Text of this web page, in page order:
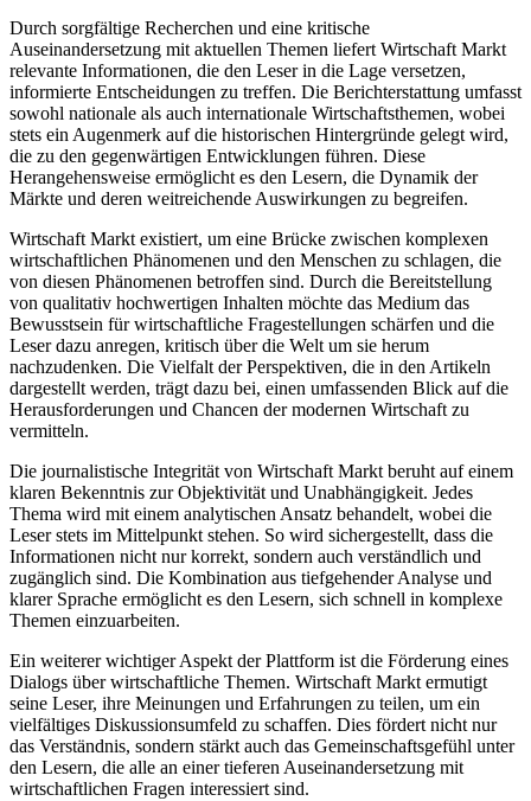
Durch sorgfältige Recherchen und eine kritische
Auseinandersetzung mit aktuellen Themen liefert Wirtschaft Markt
relevante Informationen, die den Leser in die Lage versetzen,
informierte Entscheidungen zu treffen. Die Berichterstattung umfasst
sowohl nationale als auch internationale Wirtschaftsthemen, wobei
stets ein Augenmerk auf die historischen Hintergründe gelegt wird,
die zu den gegenwärtigen Entwicklungen führen. Diese
Herangehensweise ermöglicht es den Lesern, die Dynamik der
Märkte und deren weitreichende Auswirkungen zu begreifen.
Wirtschaft Markt existiert, um eine Brücke zwischen komplexen
wirtschaftlichen Phänomenen und den Menschen zu schlagen, die
von diesen Phänomenen betroffen sind. Durch die Bereitstellung
von qualitativ hochwertigen Inhalten möchte das Medium das
Bewusstsein für wirtschaftliche Fragestellungen schärfen und die
Leser dazu anregen, kritisch über die Welt um sie herum
nachzudenken. Die Vielfalt der Perspektiven, die in den Artikeln
dargestellt werden, trägt dazu bei, einen umfassenden Blick auf die
Herausforderungen und Chancen der modernen Wirtschaft zu
vermitteln.
Die journalistische Integrität von Wirtschaft Markt beruht auf einem
klaren Bekenntnis zur Objektivität und Unabhängigkeit. Jedes
Thema wird mit einem analytischen Ansatz behandelt, wobei die
Leser stets im Mittelpunkt stehen. So wird sichergestellt, dass die
Informationen nicht nur korrekt, sondern auch verständlich und
zugänglich sind. Die Kombination aus tiefgehender Analyse und
klarer Sprache ermöglicht es den Lesern, sich schnell in komplexe
Themen einzuarbeiten.
Ein weiterer wichtiger Aspekt der Plattform ist die Förderung eines
Dialogs über wirtschaftliche Themen. Wirtschaft Markt ermutigt
seine Leser, ihre Meinungen und Erfahrungen zu teilen, um ein
vielfältiges Diskussionsumfeld zu schaffen. Dies fördert nicht nur
das Verständnis, sondern stärkt auch das Gemeinschaftsgefühl unter
den Lesern, die alle an einer tieferen Auseinandersetzung mit
wirtschaftlichen Fragen interessiert sind.